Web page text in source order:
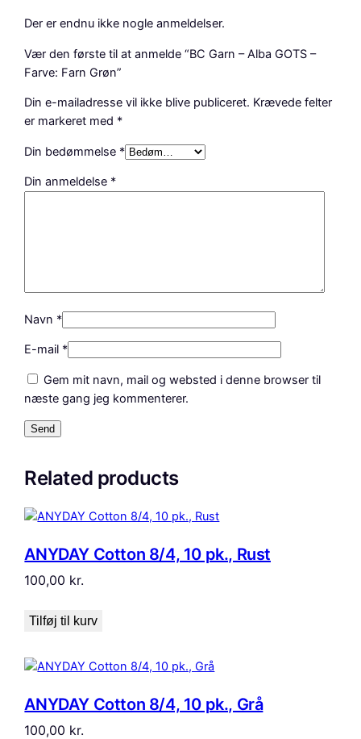
Der er endnu ikke nogle anmeldelser.
Vær den første til at anmelde “BC Garn – Alba GOTS –
Farve: Farn Grøn”
Din e-mailadresse vil ikke blive publiceret. Krævede felter
er markeret med *
Din bedømmelse *
Din anmeldelse *
Navn *
E-mail *
Gem mit navn, mail og websted i denne browser til
næste gang jeg kommenterer.
Related products
ANYDAY Cotton 8/4, 10 pk., Rust
100,00 kr.
Tilføj til kurv
ANYDAY Cotton 8/4, 10 pk., Grå
100,00 kr.